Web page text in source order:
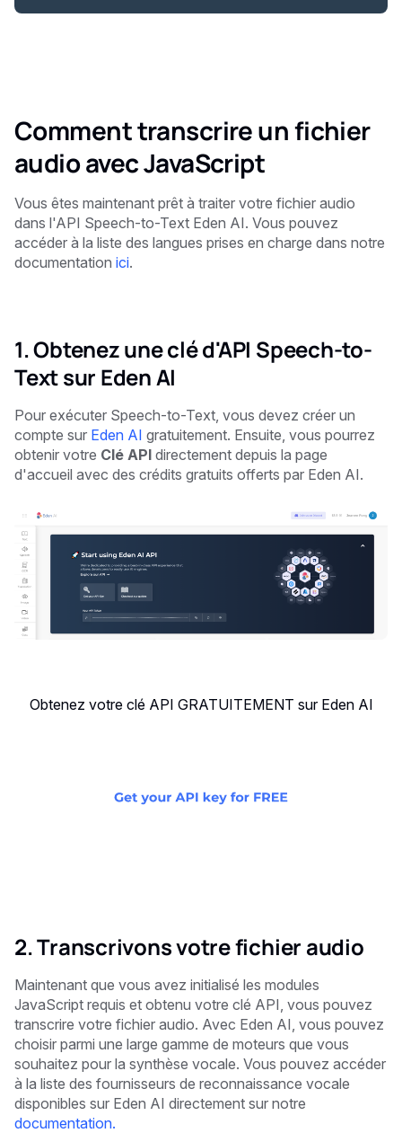
Comment transcrire un fichier
audio avec JavaScript
Vous êtes maintenant prêt à traiter votre fichier audio
dans l'API Speech-to-Text Eden AI. Vous pouvez
accéder à la liste des langues prises en charge dans notre
documentation ici.
1. Obtenez une clé d'API Speech-to-
Text sur Eden AI
Pour exécuter Speech-to-Text, vous devez créer un
compte sur Eden AI gratuitement. Ensuite, vous pourrez
obtenir votre Clé API directement depuis la page
d'accueil avec des crédits gratuits offerts par Eden AI.
Obtenez votre clé API GRATUITEMENT sur Eden AI
2. Transcrivons votre fichier audio
Maintenant que vous avez initialisé les modules
JavaScript requis et obtenu votre clé API, vous pouvez
transcrire votre fichier audio. Avec Eden AI, vous pouvez
choisir parmi une large gamme de moteurs que vous
souhaitez pour la synthèse vocale. Vous pouvez accéder
à la liste des fournisseurs de reconnaissance vocale
disponibles sur Eden AI directement sur notre
documentation.